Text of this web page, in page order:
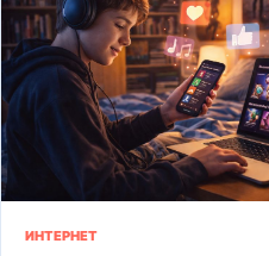
ИНТЕРНЕТ